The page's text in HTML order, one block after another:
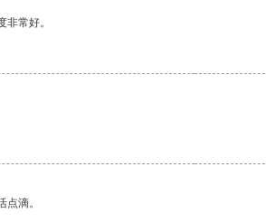
常好。
滴。